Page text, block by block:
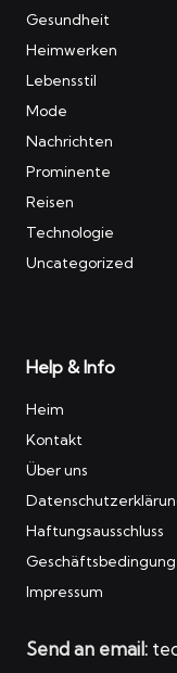
Gesundheit
Heimwerken
Lebensstil
Mode
Nachrichten
Prominente
Reisen
Technologie
Uncategorized
Help & Info
Heim
Kontakt
Über uns
Haftungsausschluss
Impressum
Send an email: